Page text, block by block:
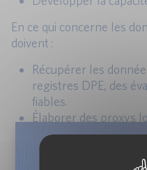
En ce qui concerne les
doivent :
Récupérer les
registres DPE, des
fiables.
Élaborer des proxys
sont pas disponibles
Continuer les efforts
et de formalisation